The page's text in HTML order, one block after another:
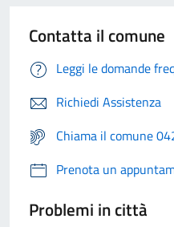
Contatta il comune
Leggi le domande
Richiedi Assistenza
Chiama il comune
Prenota un
Problemi in città